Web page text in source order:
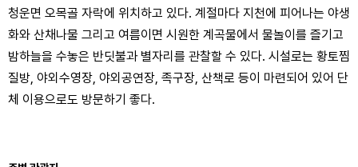
청운면 오목골 자락에 위치하고 있다. 계절마다 지천에 피어나는 야생
화와 산채나물 그리고 여름이면 시원한 계곡물에서 물놀이를 즐기고
밤하늘을 수놓은 반딧불과 별자리를 관찰할 수 있다. 시설로는 황토찜
질방, 야외수영장, 야외공연장, 족구장, 산책로 등이 마련되어 있어 단
체 이용으로도 방문하기 좋다.